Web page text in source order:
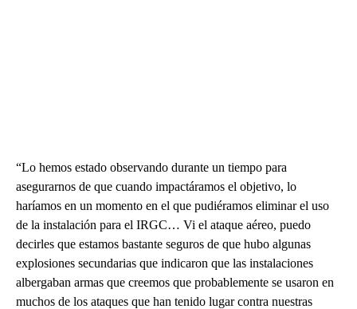
“Lo hemos estado observando durante un tiempo para
asegurarnos de que cuando impactáramos el objetivo, lo
haríamos en un momento en el que pudiéramos eliminar el uso
de la instalación para el IRGC… Vi el ataque aéreo, puedo
decirles que estamos bastante seguros de que hubo algunas
explosiones secundarias que indicaron que las instalaciones
albergaban armas que creemos que probablemente se usaron en
muchos de los ataques que han tenido lugar contra nuestras